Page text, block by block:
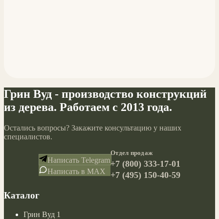
Грин Вуд - производство конструкций
из дерева. Работаем с 2013 года.
Остались вопросы? Закажите консультацию у наших
специалистов.
Написать Telegram
Написать в MAX
Отдел продаж
+7 (800) 333-17-01
+7 (495) 150-40-59
Каталог
Грин Вуд 1